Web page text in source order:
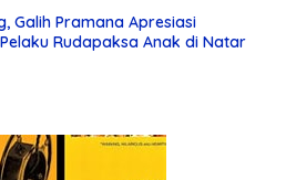
Galih Pramana Apresiasi
Rudapaksa Anak di Natar